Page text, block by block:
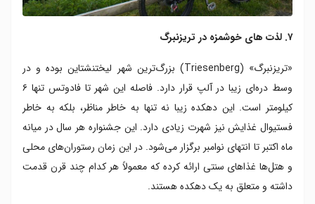
۷. لذت های خوشمزه در تریزنبرگ
«تریزنبرگ» (Triesenberg) بزرگ‌ترین شهر لیختنشتاین بوده و در
وسط دره‌ای زیبا در آلپ قرار دارد. فاصله این شهر تا فادوتس تنها ۶
کیلومتر است. این دهکده زیبا نه تنها به خاطر مناظر، بلکه به خاطر
فستیوال غذایش نیز شهرت زیادی دارد. این جشنواره هر سال در میانه
ماه اکتبر تا انتهای نوامبر برگزار می‌شود. در این زمان رستوران‌های محلی
و هتل‌ها غذاهای سنتی ارائه کرده که معمولاً هر کدام چند قرن قدمت
داشته و متعلق به یک دهکده هستند.